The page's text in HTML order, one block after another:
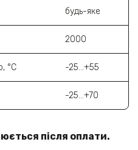
будь-яке
2000
°C -25…+55
-25…+70
після оплати.